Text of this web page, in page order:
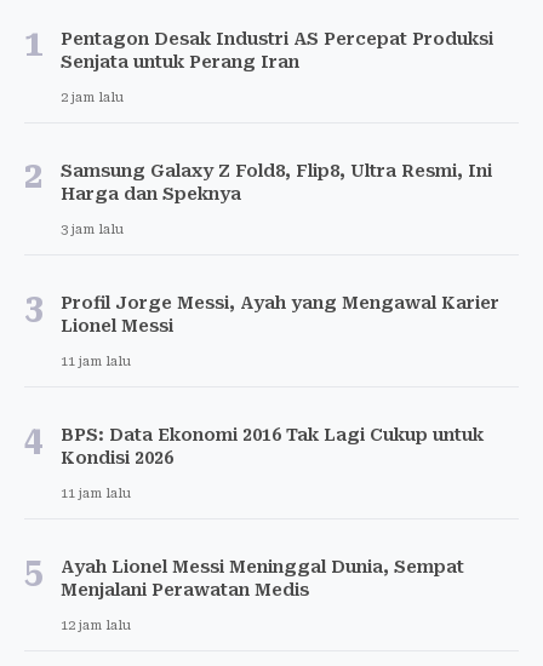
1
Pentagon Desak Industri AS Percepat Produksi
Senjata untuk Perang Iran
2 jam lalu
2
Samsung Galaxy Z Fold8, Flip8, Ultra Resmi, Ini
Harga dan Speknya
3 jam lalu
3
Profil Jorge Messi, Ayah yang Mengawal Karier
Lionel Messi
11 jam lalu
4
BPS: Data Ekonomi 2016 Tak Lagi Cukup untuk
Kondisi 2026
11 jam lalu
5
Ayah Lionel Messi Meninggal Dunia, Sempat
Menjalani Perawatan Medis
12 jam lalu